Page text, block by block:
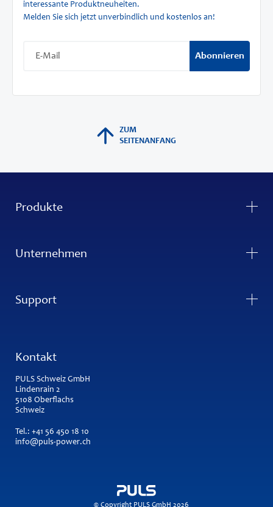
interessante Produktneuheiten.
Melden Sie sich jetzt unverbindlich und kostenlos an!
Abonnieren
ZUM
SEITENANFANG
Produkte
Unternehmen
Support
Kontakt
PULS Schweiz GmbH
Lindenrain 2
5108 Oberflachs
Schweiz
Tel.: +41 56 450 18 10
info@puls-power.ch
© Copyright PULS GmbH 2026